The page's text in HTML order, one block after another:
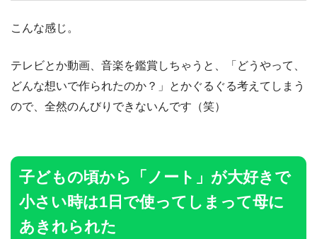
こんな感じ。
テレビとか動画、音楽を鑑賞しちゃうと、「どうやって、
どんな想いで作られたのか？」とかぐるぐる考えてしまう
ので、全然のんびりできないんです（笑）
子どもの頃から「ノート」が大好きで
小さい時は1日で使ってしまって母に
あきれられた